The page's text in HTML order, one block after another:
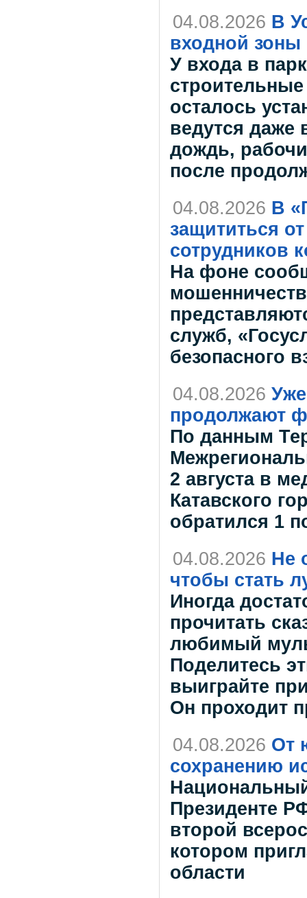
04.08.2026 В
входной зоны
У входа в
осталось
ведутся даже
дождь,
после
04.08.2026 В
защититься
сотрудников
На фоне
служб,
безопасного
04.08.2026
продолжают
По данным
2 августа в
Катавского
обратился 1
04.08.2026 Не
чтобы стать
Иногда
прочитать
любимый
Поделитесь
выиграйте
Он проходит
04.08.2026 От
сохранению
Президенте
второй
котором
области